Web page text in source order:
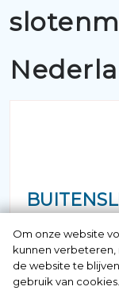
Als u belt
Om onze website
kunnen
de website te
gebruik van cookies.